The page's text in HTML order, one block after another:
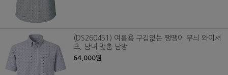
(DS260451) 여름용 구김없는 땡땡이 무늬 와이셔
츠, 남녀 맞춤 남방
64,000원